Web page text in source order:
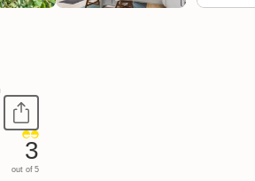
3
out of 5